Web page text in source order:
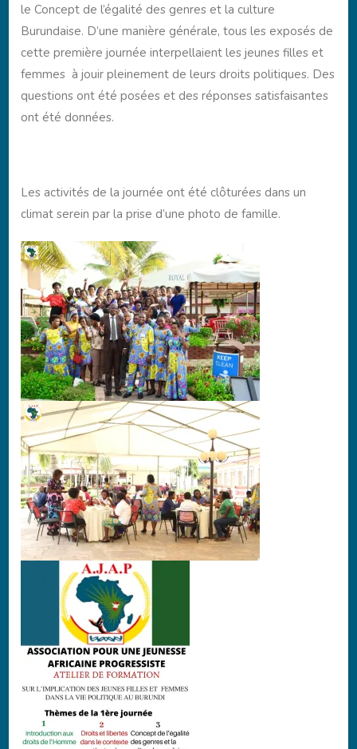
le Concept de l’égalité des genres et la culture
Burundaise. D’une manière générale, tous les exposés de
cette première journée interpellaient les jeunes filles et
femmes à jouir pleinement de leurs droits politiques. Des
questions ont été posées et des réponses satisfaisantes
ont été données.
Les activités de la journée ont été clôturées dans un
climat serein par la prise d’une photo de famille.